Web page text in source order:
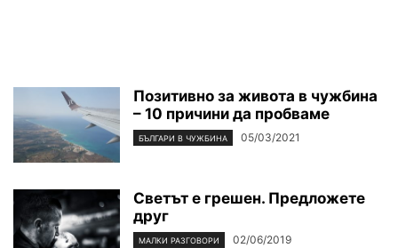
Позитивно за живота в чужбина
– 10 причини да пробваме
БЪЛГАРИ В ЧУЖБИНА 05/03/2021
Светът е грешен. Предложете
друг
МАЛКИ РАЗГОВОРИ 02/06/2019